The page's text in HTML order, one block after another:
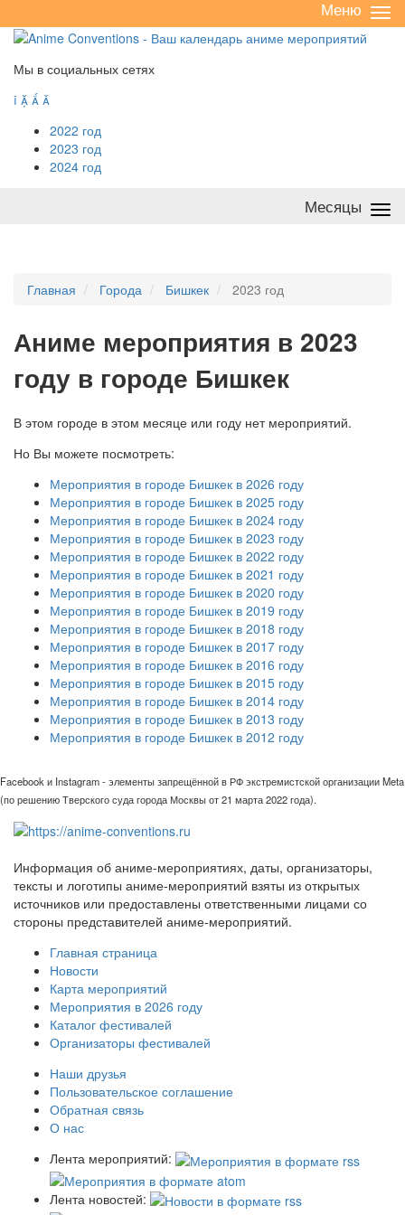
/
Меню
Мы в социальных сетях
   
2022 год
2023 год
2024 год
Месяцы
Главная Города Бишкек 2023 год
Аниме мероприятия в 2023
году в городе Бишкек
В этом городе в этом месяце или году нет мероприятий.
Но Вы можете посмотреть:
Мероприятия в городе Бишкек в 2026 году
Мероприятия в городе Бишкек в 2025 году
Мероприятия в городе Бишкек в 2024 году
Мероприятия в городе Бишкек в 2023 году
Мероприятия в городе Бишкек в 2022 году
Мероприятия в городе Бишкек в 2021 году
Мероприятия в городе Бишкек в 2020 году
Мероприятия в городе Бишкек в 2019 году
Мероприятия в городе Бишкек в 2018 году
Мероприятия в городе Бишкек в 2017 году
Мероприятия в городе Бишкек в 2016 году
Мероприятия в городе Бишкек в 2015 году
Мероприятия в городе Бишкек в 2014 году
Мероприятия в городе Бишкек в 2013 году
Мероприятия в городе Бишкек в 2012 году
Facebook и Instagram - элементы запрещённой в РФ экстремистской организации Meta
(по решению Тверского суда города Москвы от 21 марта 2022 года).
Информация об аниме-мероприятиях, даты, организаторы,
тексты и логотипы аниме-мероприятий взяты из открытых
источников или предоставлены ответственными лицами со
стороны представителей аниме-мероприятий.
Главная страница
Новости
Карта мероприятий
Мероприятия в 2026 году
Каталог фестивалей
Организаторы фестивалей
Наши друзья
Пользовательское соглашение
Обратная связь
О нас
Лента мероприятий:
Лента новостей: